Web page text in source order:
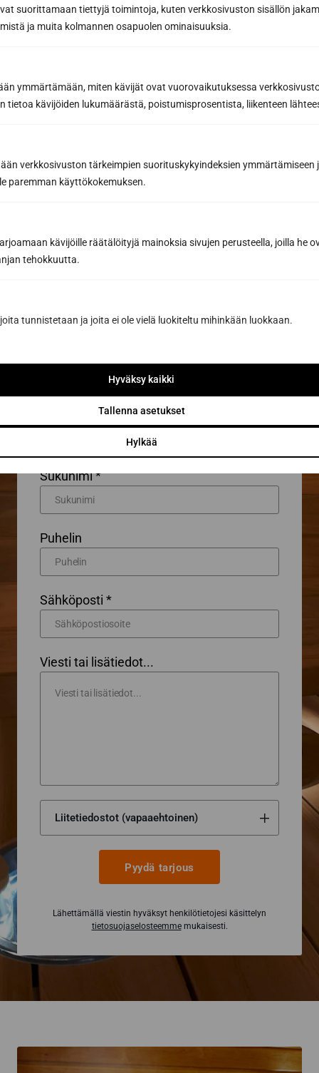
suorittamaan tiettyjä toimintoja, kuten verkkosivuston sisällön
ja muita kolmannen osapuolen ominaisuuksia.
ymmärtämään, miten kävijät ovat vuorovaikutuksessa
tietoa kävijöiden lukumäärästä, poistumisprosentista, liikenteen
verkkosivuston tärkeimpien suorituskykyindeksien ymmärtämiseen
paremman käyttökokemuksen.
kävijöille räätälöityjä mainoksia sivujen perusteella, joilla he
tehokkuutta.
tunnistetaan ja joita ei ole vielä luokiteltu mihinkään luokkaan.
Hylkää
Tallenna asetukset
Hyväksy kaikki
Pyydä tarjous
asiantuntijaan
saunatoiveistanne! Voit soittaa040 3470 220
tai lähettää sähköpostia
Sukunimi *
Puhelin
Sähköposti *
Viesti tai lisätiedot...
Pyydä tarjous
Lähettämällä viestin hyväksyt henkilötietojesi käsittelyn
tietosuojaselosteemmemukaisesti.